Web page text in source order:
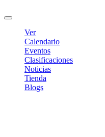
Ver
Calendario
Eventos
Clasificaciones
Noticias
Tienda
Blogs